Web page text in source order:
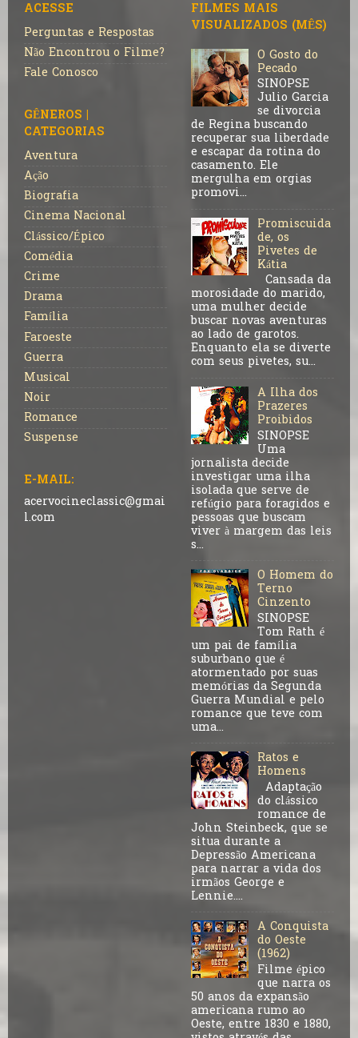
ACESSE
Perguntas e Respostas
Não Encontrou o Filme?
Fale Conosco
GÊNEROS |
CATEGORIAS
Aventura
Ação
Biografia
Cinema Nacional
Clássico/Épico
Comédia
Crime
Drama
Família
Faroeste
Guerra
Musical
Noir
Romance
Suspense
E-MAIL:
acervocineclassic@gmai
l.com
FILMES MAIS
VISUALIZADOS (MÊS)
O Gosto do
Pecado
SINOPSE
Julio Garcia
se divorcia
de Regina buscando
recuperar sua liberdade
e escapar da rotina do
casamento. Ele
mergulha em orgias
promovi...
Promiscuida
de, os
Pivetes de
Kátia
Cansada da
morosidade do marido,
uma mulher decide
buscar novas aventuras
ao lado de garotos.
Enquanto ela se diverte
com seus pivetes, su...
A Ilha dos
Prazeres
Proibidos
SINOPSE
Uma
jornalista decide
investigar uma ilha
isolada que serve de
refúgio para foragidos e
pessoas que buscam
viver à margem das leis
s...
O Homem do
Terno
Cinzento
SINOPSE
Tom Rath é
um pai de família
suburbano que é
atormentado por suas
memórias da Segunda
Guerra Mundial e pelo
romance que teve com
uma...
Ratos e
Homens
Adaptação
do clássico
romance de
John Steinbeck, que se
situa durante a
Depressão Americana
para narrar a vida dos
irmãos George e
Lennie....
A Conquista
do Oeste
(1962)
Filme épico
que narra os
50 anos da expansão
americana rumo ao
Oeste, entre 1830 e 1880,